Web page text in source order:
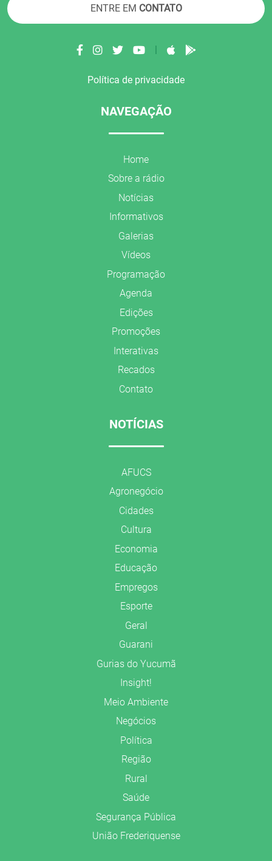
ENTRE EM CONTATO
|
Política de privacidade
NAVEGAÇÃO
Home
Sobre a rádio
Notícias
Informativos
Galerias
Vídeos
Programação
Agenda
Edições
Promoções
Interativas
Recados
Contato
NOTÍCIAS
AFUCS
Agronegócio
Cidades
Cultura
Economia
Educação
Empregos
Esporte
Geral
Guarani
Gurias do Yucumã
Insight!
Meio Ambiente
Negócios
Política
Região
Rural
Saúde
Segurança Pública
União Frederiquense